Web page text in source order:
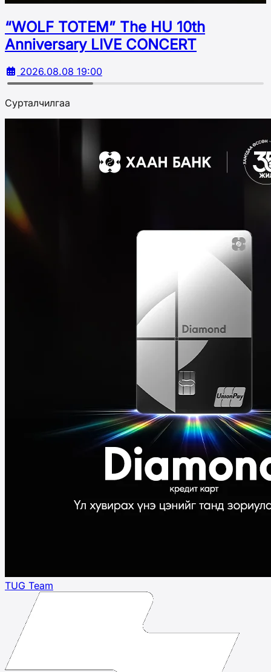
“WOLF TOTEM” The HU 10th
Аnniversary LIVE CONCERT
2026.08.08 19:00
Сурталчилгаа
TUG Team